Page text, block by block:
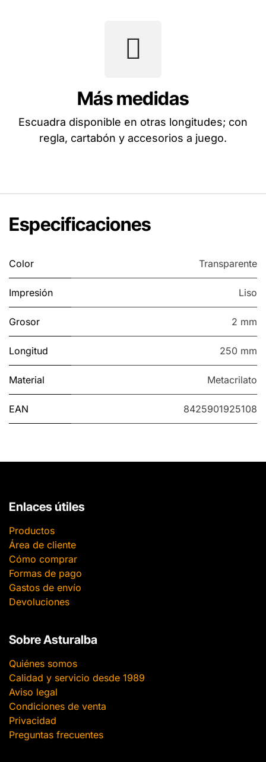
Más medidas
Escuadra disponible en otras longitudes; con
regla, cartabón y accesorios a juego.
Especificaciones
Color Transparente
Impresión Liso
Grosor 2 mm
Longitud 250 mm
Material Metacrilato
EAN 8425901925108
Enlaces útiles
Productos
Área de cliente
Cómo comprar
Formas de pago
Gastos de envío
Devoluciones
Sobre Asturalba
Quiénes somos
Calidad y servicio desde 1989
Aviso legal
Condiciones de venta
Privacidad
Preguntas frecuentes